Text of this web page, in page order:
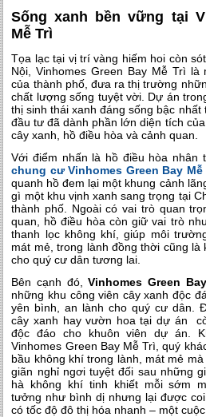
Sống xanh bền vững tại
Mễ Trì
Tọa lạc tại vị trí vàng hiếm hoi còn
Nội, Vinhomes Green Bay Mễ Trì
của thành phố, đưa ra thị trường
chất lượng sống tuyệt vời. Dự án
thị sinh thái xanh đáng sống bậc
đầu tư đã dành phần lớn diện tích
cây xanh, hồ điều hòa và cảnh quan.
Với điểm nhấn là hồ điều hòa nhân
chung cư Vinhomes Green Bay Mễ
quanh hồ đem lại một khung cảnh
gì một khu vịnh xanh sang trọng tại
thành phố. Ngoài có vai trò quan
quan, hồ điều hòa còn giữ vai trò
thanh lọc không khí, giúp môi
mát mẻ, trong lành đồng thời cũng
cho quý cư dân tương lai.
Bên cạnh đó,Vinhomes Green
những khu công viên cây xanh độc
yên bình, an lành cho quý cư dân.
cây xanh hay vườn hoa tại dự án
độc đáo cho khuôn viên dự án.
Vinhomes Green Bay Mễ Trì, quý
bầu không khí trong lành, mát mẻ
giãn nghỉ ngơi tuyệt đối sau những
hà không khí tinh khiết mỗi sớm
tưởng như bình dị nhưng lại được
có tốc độ đô thị hóa nhanh – một